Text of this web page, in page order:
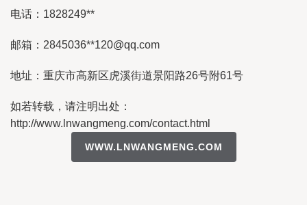
电话：1828249**
邮箱：2845036**120@qq.com
地址：重庆市高新区虎溪街道景阳路26号附61号
如若转载，请注明出处：
http://www.lnwangmeng.com/contact.html
WWW.LNWANGMENG.COM